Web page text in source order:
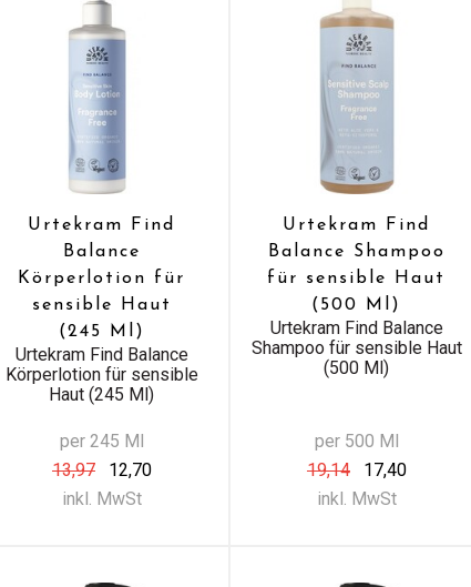
Urtekram Find
Balance
Körperlotion für
sensible Haut
(245 Ml)
Urtekram Find Balance
Körperlotion für sensible
Haut (245 Ml)
per 245 Ml
13,97
12,70
inkl. MwSt
Urtekram Find
Balance Shampoo
für sensible Haut
(500 Ml)
Urtekram Find Balance
Shampoo für sensible Haut
(500 Ml)
per 500 Ml
19,14
17,40
inkl. MwSt